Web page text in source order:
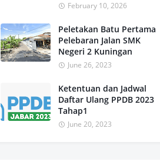
February 10, 2026
Peletakan Batu Pertama
Pelebaran Jalan SMK
Negeri 2 Kuningan
June 26, 2023
Ketentuan dan Jadwal
Daftar Ulang PPDB 2023
Tahap1
June 20, 2023